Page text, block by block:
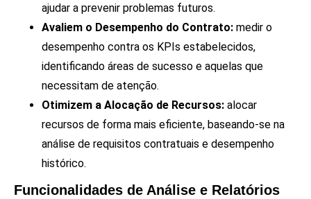
ajudar a prevenir problemas futuros.
Avaliem o Desempenho do Contrato: medir o
desempenho contra os KPIs estabelecidos,
identificando áreas de sucesso e aquelas que
necessitam de atenção.
Otimizem a Alocação de Recursos: alocar
recursos de forma mais eficiente, baseando-se na
análise de requisitos contratuais e desempenho
histórico.
Funcionalidades de Análise e Relatórios